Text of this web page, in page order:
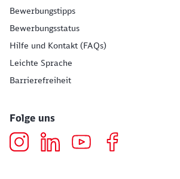
Bewerbungstipps
Bewerbungsstatus
Hilfe und Kontakt (FAQs)
Leichte Sprache
Barrierefreiheit
Folge uns